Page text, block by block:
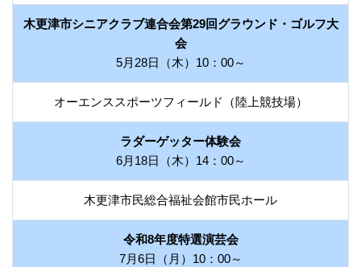
木更津市シニアクラブ連合会第29回グラウンド・ゴルフ大
会
5月28日（木）10：00～
オーエンススポーツフィールド（陸上競技場）
ラダーゲッター体験会
6月18日（木）14：00～
木更津市民総合福祉会館市民ホール
令和8年度特選演芸会
7月6日（月）10：00～